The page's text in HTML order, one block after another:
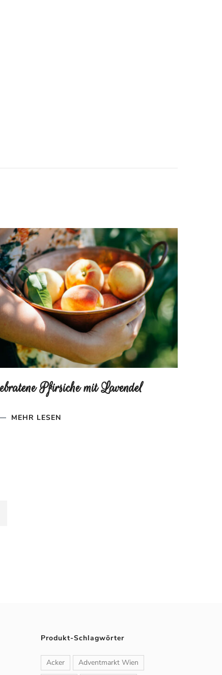
Pfirsiche mit Lavendel
MEHR LESEN
Produkt-Schlagwörter
Acker
Adventmarkt Wien